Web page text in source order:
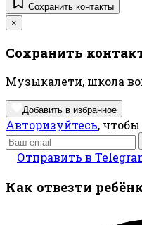
Сохранить контакты
×
Сохранить
Музыкалети, школа
Добавить в избранное
Авторизуйтесь,
Отправить в
Как отвезти